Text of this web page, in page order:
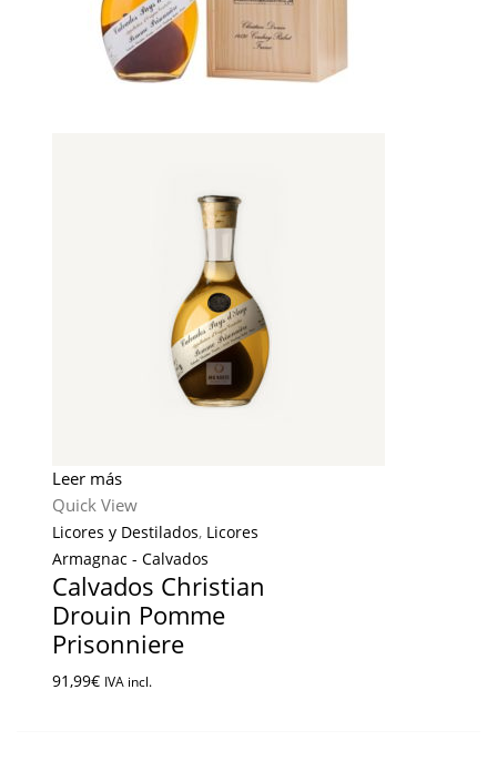
Leer más
Quick View
Licores y Destilados, Licores
Armagnac - Calvados
Calvados Christian
Drouin Pomme
Prisonniere
91,99€ IVA incl.